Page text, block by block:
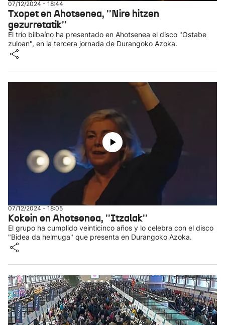
07/12/2024 - 18:44
Txopet en Ahotsenea, ''Nire hitzen
gezurretatik''
El trío bilbaíno ha presentado en Ahotsenea el disco "Ostabe
zuloan", en la tercera jornada de Durangoko Azoka.
07/12/2024 - 18:05
Kokein en Ahotsenea, ''Itzalak''
El grupo ha cumplido veinticinco años y lo celebra con el disco
"Bidea da helmuga" que presenta en Durangoko Azoka.